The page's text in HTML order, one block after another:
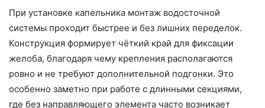
При установке капельника монтаж водосточной
системы проходит быстрее и без лишних переделок.
Конструкция формирует чёткий край для фиксации
желоба, благодаря чему крепления располагаются
ровно и не требуют дополнительной подгонки. Это
особенно заметно при работе с длинными секциями,
где без направляющего элемента часто возникает